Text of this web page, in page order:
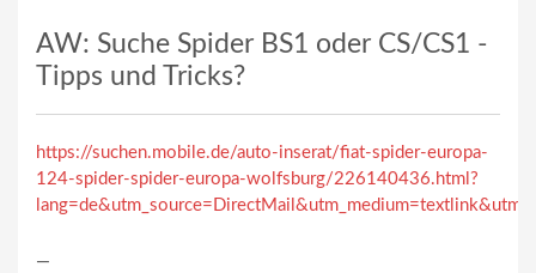
AW: Suche Spider BS1 oder CS/CS1 -
Tipps und Tricks?
https://suchen.mobile.de/auto-inserat/fiat-spider-europa-
124-spider-spider-europa-wolfsburg/226140436.html?
—